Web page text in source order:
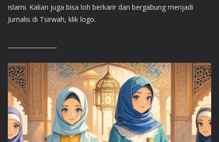
islami. Kalian juga bisa loh berkarir dan bergabung menjadi
Jurnalis di Tsirwah, klik logo.